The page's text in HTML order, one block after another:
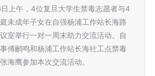
上午，4位复旦大学生禁毒志愿者与4
未成年子女在自强杨浦工作站长海路
室举行一对一周末助力交流活动。自
傅鹂鸣和杨浦工作站长海社工点禁毒
海鹰参加本次交流活动。